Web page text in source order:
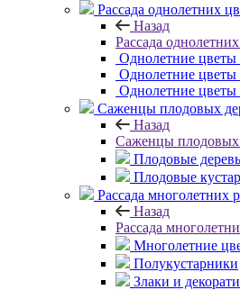
Рассада однолетних
Назад
Рассада
Однолетние цветы
Однолетние цветы
Однолетние
Саженцы плодовых
Назад
Саженцы плодовых
Плодовые
Плодовые
Рассада многолетних
Назад
Рассада
Многолетние
Полукустарники
Злаки и